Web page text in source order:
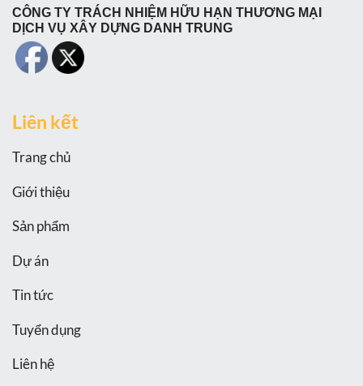
CÔNG TY TRÁCH NHIỆM HỮU HẠN THƯƠNG MẠI
DỊCH VỤ XÂY DỰNG DANH TRUNG
Liên kết
Trang chủ
Giới thiệu
Sản phẩm
Dự án
Tin tức
Tuyển dụng
Liên hệ